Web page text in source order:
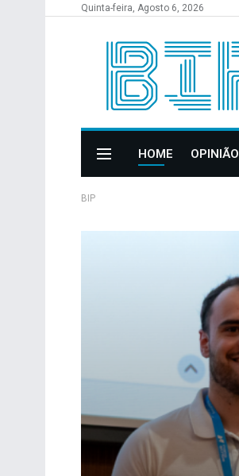
Quinta-feira, Agosto 6, 2026
HOME OPINIÃO
BIP